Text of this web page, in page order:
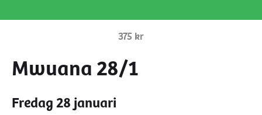
375 kr
Mwuana 28/1
Fredag 28 januari